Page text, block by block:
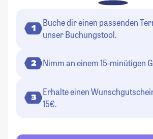
1
Buche dir einen passenden
unser Buchungstool.
2 Nimm an einem 15-minütigen
3
Erhalte einen
15€.